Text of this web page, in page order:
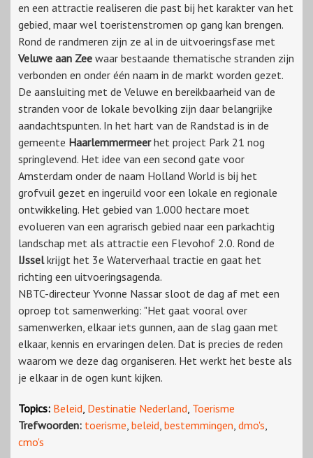
en een attractie realiseren die past bij het karakter van het
gebied, maar wel toeristenstromen op gang kan brengen.
Rond de randmeren zijn ze al in de uitvoeringsfase met
Veluwe aan Zee waar bestaande thematische stranden zijn
verbonden en onder één naam in de markt worden gezet.
De aansluiting met de Veluwe en bereikbaarheid van de
stranden voor de lokale bevolking zijn daar belangrijke
aandachtspunten. In het hart van de Randstad is in de
gemeente Haarlemmermeerhet project Park 21 nog
springlevend. Het idee van een second gate voor
Amsterdam onder de naam Holland World is bij het
grofvuil gezet en ingeruild voor een lokale en regionale
ontwikkeling. Het gebied van 1.000 hectare moet
evolueren van een agrarisch gebied naar een parkachtig
landschap met als attractie een Flevohof 2.0. Rond de
IJsselkrijgt het 3e Waterverhaal tractie en gaat het
richting een uitvoeringsagenda.
NBTC-directeur Yvonne Nassar sloot de dag af met een
oproep tot samenwerking: "Het gaat vooral over
samenwerken, elkaar iets gunnen, aan de slag gaan met
elkaar, kennis en ervaringen delen. Dat is precies de reden
waarom we deze dag organiseren. Het werkt het beste als
je elkaar in de ogen kunt kijken.
Topics: Beleid, Destinatie Nederland, Toerisme
Trefwoorden: toerisme, beleid, bestemmingen, dmo's,
cmo's